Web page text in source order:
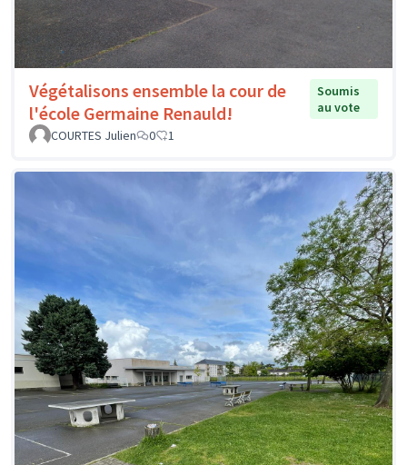
Végétalisons ensemble la cour de
l'école Germaine Renauld!
Soumis
au vote
COURTES Julien
0 1